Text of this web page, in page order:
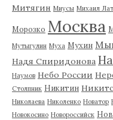
Митягин Миусы Михаил
Морозко Москва
Мутыгулин Муха Мухин
Надя Спиридонова
Наумов Небо России
Столпник Никитин
Николаева Николенко Новатор
Новокосино Новороссийск